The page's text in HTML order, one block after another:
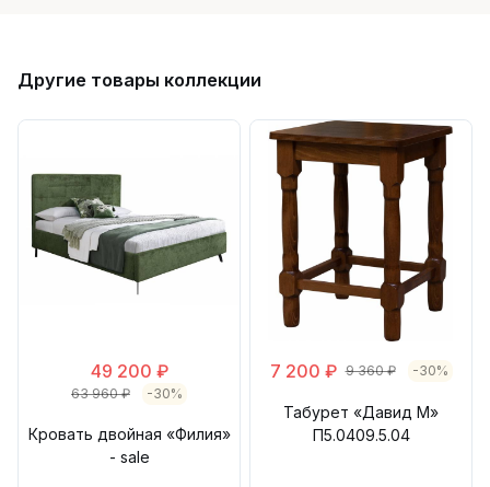
Другие товары коллекции
49 200 ₽
63 960 ₽ -30%
Кровать двойная «Филия»
- sale
7 200 ₽ 9 360 ₽ -30%
Табурет «Давид М»
П5.0409.5.04